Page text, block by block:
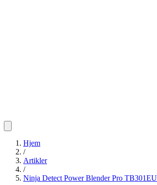
Hjem
/
Artikler
/
Ninja Detect Power Blender Pro